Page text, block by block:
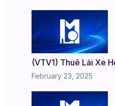
(VTV1) Thuê Lái Xe
February 23, 2025